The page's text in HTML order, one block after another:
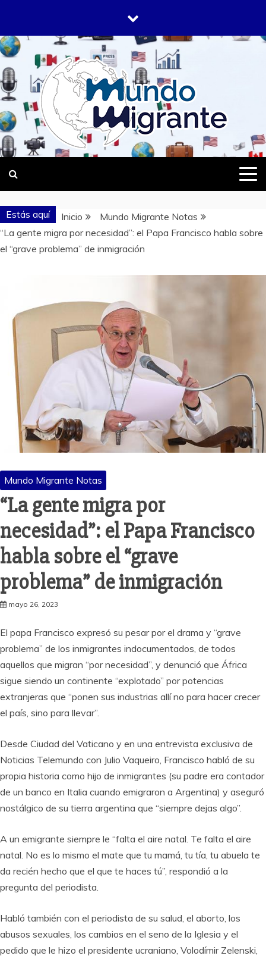
contenido
MUNDO
MIGRANTE
DONDE TODOS SOMOS MIGRANTES
Estás aquí Inicio
Mundo Migrante Notas
“La gente migra por necesidad”: el Papa Francisco habla sobre
el “grave problema” de inmigración
Mundo Migrante Notas
“La gente migra por
necesidad”: el Papa Francisco
habla sobre el “grave
problema” de inmigración
mayo 26, 2023
El papa Francisco expresó su pesar por el drama y “grave
problema” de los inmigrantes indocumentados, de todos
aquellos que migran “por necesidad”, y denunció que África
sigue siendo un continente “explotado” por potencias
extranjeras que “ponen sus industrias allí no para hacer crecer
el país, sino para llevar”.
Desde Ciudad del Vaticano y en una entrevista exclusiva de
Noticias Telemundo con Julio Vaqueiro, Francisco habló de su
propia historia como hijo de inmigrantes (su padre era contador
de un banco en Italia cuando emigraron a Argentina) y aseguró
nostálgico de su tierra argentina que “siempre dejas algo”.
A un emigrante siempre le “falta el aire natal. Te falta el aire
natal. No es lo mismo el mate que tu mamá, tu tía, tu abuela te
da recién hecho que el que te haces tú”, respondió a la
pregunta del periodista.
Habló también con el periodista de su salud, el aborto, los
abusos sexuales, los cambios en el seno de la Iglesia y el
pedido que le hizo el presidente ucraniano, Volodímir Zelenski,